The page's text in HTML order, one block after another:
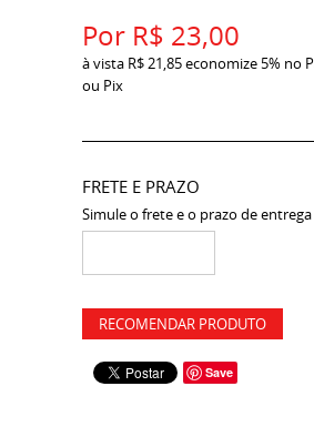
Por R$ 23,00
à vista R$ 21,85economize 5% no
ou Pix
FRETE E PRAZO
Simule o frete e o prazo de
RECOMENDAR PRODUTO
Save